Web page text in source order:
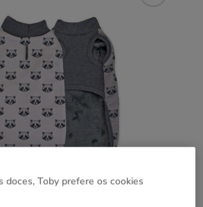
doces, Toby prefere os cookies